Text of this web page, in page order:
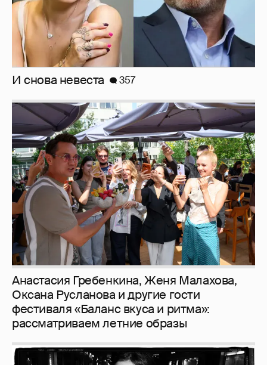
Анастасия Гребенкина, Женя Малахова,
Оксана Русланова и другие гости
фестиваля «Баланс вкуса и ритма»:
рассматриваем летние образы